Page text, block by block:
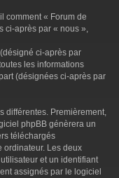
comment « Forum de
ci-après par « nous »,
ci-après par
les informations
(désignées ci-après par
différentes. Premièrement,
phpBB génèrera un
téléchargés
ordinateur. Les deux
et un identifiant
assignés par le logiciel